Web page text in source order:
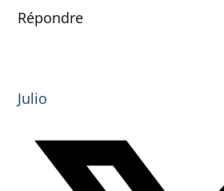
Répondre
Julio